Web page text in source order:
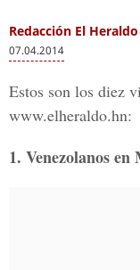
Redacción El Heraldo
07.04.2014
Estos son los diez
www.elheraldo.hn:
1. Venezolanos